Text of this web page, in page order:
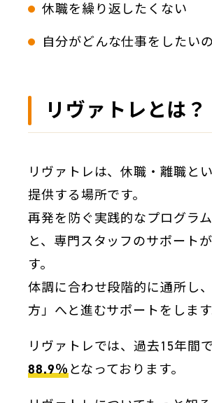
休職を繰り返したくない
自分がどんな仕事をしたい
リヴァトレとは？
リヴァトレは、休職・離職と
提供する場所です。
再発を防ぐ実践的なプログラ
と、専門スタッフのサポート
す。
体調に合わせ段階的に通所し
方」へと進むサポートをします
リヴァトレでは、過去15年間
88.9％となっております。